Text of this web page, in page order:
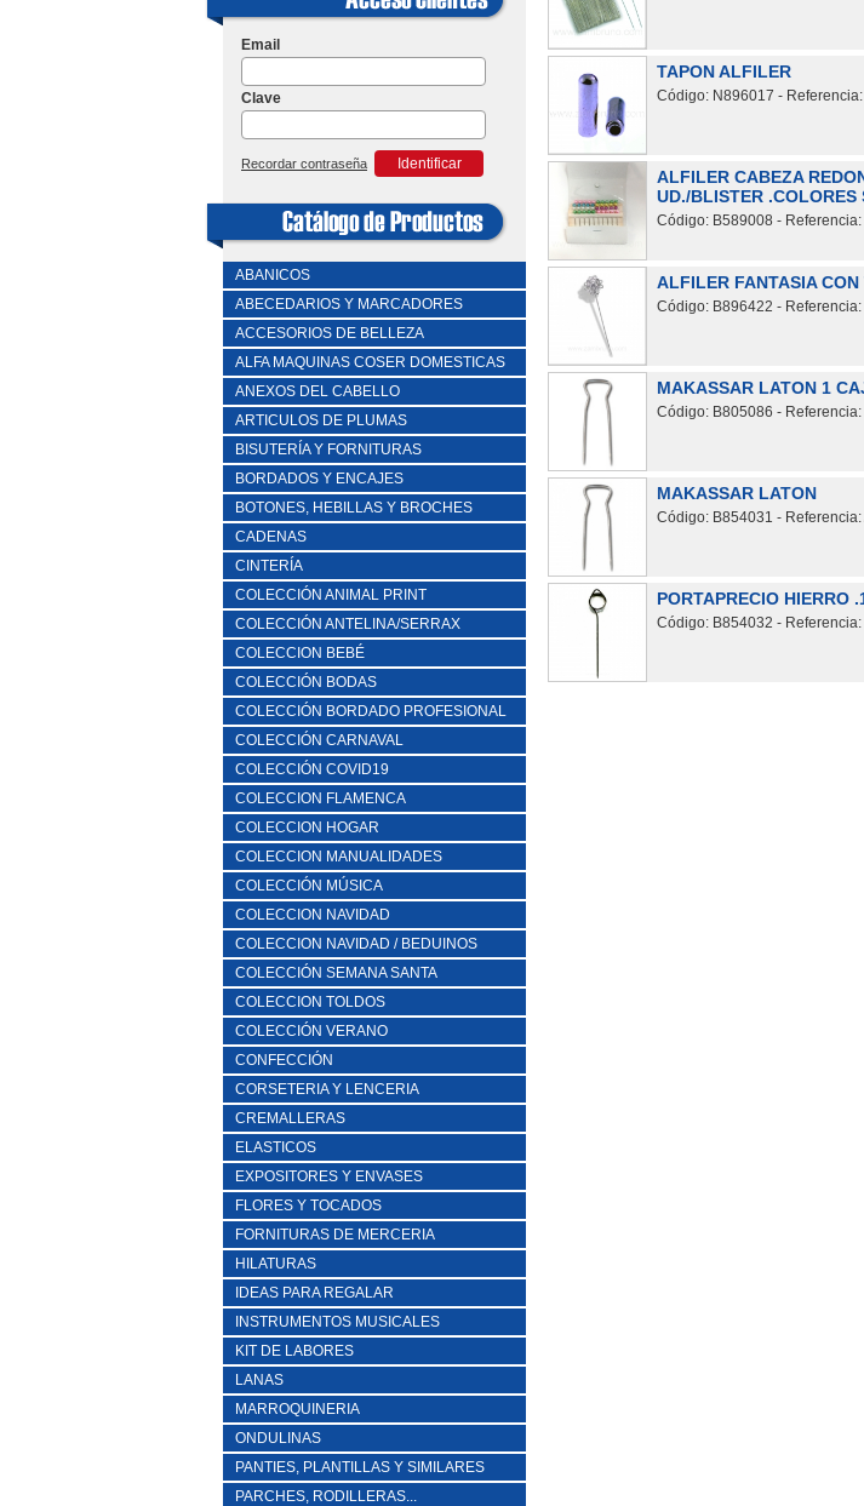
Email
Clave
Recordar contraseña Identificar
ABANICOS
ABECEDARIOS Y MARCADORES
ACCESORIOS DE BELLEZA
ALFA MAQUINAS COSER DOMESTICAS
ANEXOS DEL CABELLO
ARTICULOS DE PLUMAS
BISUTERÍA Y FORNITURAS
BORDADOS Y ENCAJES
BOTONES, HEBILLAS Y BROCHES
CADENAS
CINTERÍA
COLECCIÓN ANIMAL PRINT
COLECCIÓN ANTELINA/SERRAX
COLECCION BEBÉ
COLECCIÓN BODAS
COLECCIÓN BORDADO PROFESIONAL
COLECCIÓN CARNAVAL
COLECCIÓN COVID19
COLECCION FLAMENCA
COLECCION HOGAR
COLECCION MANUALIDADES
COLECCIÓN MÚSICA
COLECCION NAVIDAD
COLECCION NAVIDAD / BEDUINOS
COLECCIÓN SEMANA SANTA
COLECCION TOLDOS
COLECCIÓN VERANO
CONFECCIÓN
CORSETERIA Y LENCERIA
CREMALLERAS
ELASTICOS
EXPOSITORES Y ENVASES
FLORES Y TOCADOS
FORNITURAS DE MERCERIA
HILATURAS
IDEAS PARA REGALAR
INSTRUMENTOS MUSICALES
KIT DE LABORES
LANAS
MARROQUINERIA
ONDULINAS
PANTIES, PLANTILLAS Y SIMILARES
PARCHES, RODILLERAS...
TAPON ALFILER
Código: N896017 -
ALFILER CABEZA
UD./BLISTER .COLORES
Código: B589008 - Referencia:
ALFILER FANTASIA
Código: B896422 -
MAKASSAR LATON 1
Código: B805086 - Referencia:
MAKASSAR LATON
Código: B854031 - Referencia:
PORTAPRECIO HIERRO
Código: B854032 - Referencia: